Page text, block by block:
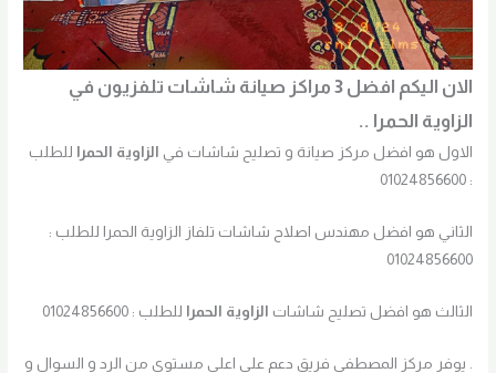
الان اليكم افضل 3 مراكز صيانة شاشات تلفزيون في
الزاوية الحمرا ..
الاول هو افضل مركز صيانة و تصليح شاشات في الزاوية الحمرا
للطلب
: 01024856600
الثاني هو افضل مهندس اصلاح شاشات تلفاز الزاوية الحمرا للطلب :
01024856600
الثالث هو افضل تصليح شاشات الزاوية الحمرا للطلب : 01024856600
. يوفر مركز المصطفي فريق دعم علي اعلي مستوي من الرد و السوال و